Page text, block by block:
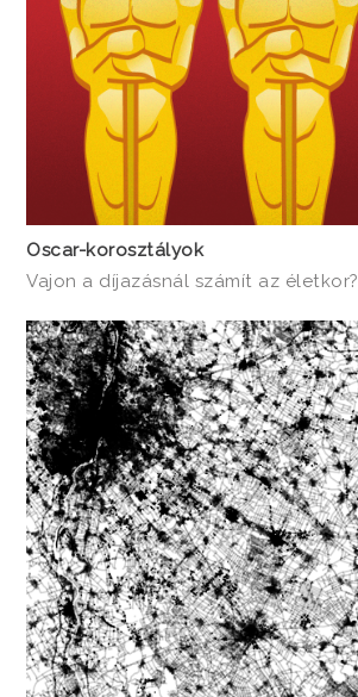
Oscar-korosztályok
Vajon a díjazásnál számít az életkor?